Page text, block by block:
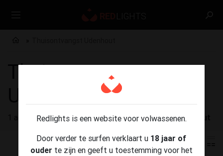
Redlights is een website voor volwassenen.
Door verder te surfen verklaart u 18 jaar of
ouder te zijn en geeft u toestemming voor het
Thuisontvangst
1 advertenties gevonden voorThuisontvangst Udenhout